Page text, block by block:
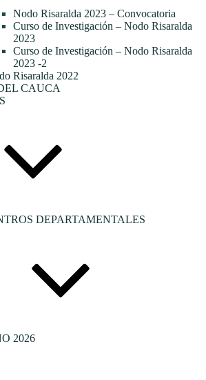
Nodo Risaralda 2023 – Convocatoria
Curso de Investigación – Nodo Risaralda
2023
Curso de Investigación – Nodo Risaralda
2023 -2
Risaralda 2022
CAUCA
DEPARTAMENTALES
2026